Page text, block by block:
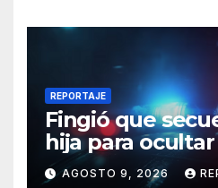
REPORTAJE
Fingió que
hija para
así la policía
AGOSTO 9, 2026